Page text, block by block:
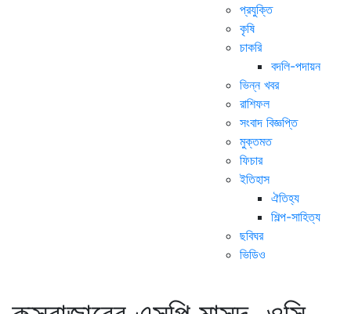
প্রযুক্তি
কৃষি
চাকরি
বদলি-পদায়ন
ভিন্ন খবর
রাশিফল
সংবাদ বিজ্ঞপ্তি
মুক্তমত
ফিচার
ইতিহাস
ঐতিহ্য
শিল্প-সাহিত্য
ছবিঘর
ভিডিও